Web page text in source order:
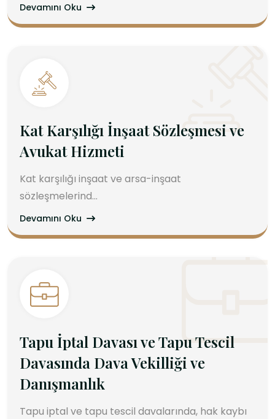
Devamını Oku
Kat Karşılığı İnşaat Sözleşmesi ve
Avukat Hizmeti
Kat karşılığı inşaat ve arsa-inşaat
sözleşmelerind...
Devamını Oku
Tapu İptal Davası ve Tapu Tescil
Davasında Dava Vekilliği ve
Danışmanlık
Tapu iptal ve tapu tescil davalarında, hak kaybı